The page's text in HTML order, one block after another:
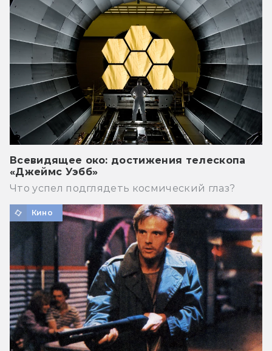
Всевидящее око: достижения телескопа
«Джеймс Уэбб»
Что успел подглядеть космический глаз?
Кино